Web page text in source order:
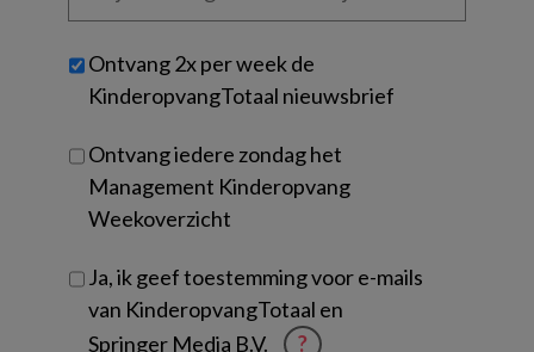
je?
Untitled
Ontvang 2x per week de
KinderopvangTotaal nieuwsbrief
Ontvang iedere zondag het
Management Kinderopvang
Weekoverzicht
Ja, ik geef toestemming voor e-mails
van KinderopvangTotaal en
Springer Media B.V.
?